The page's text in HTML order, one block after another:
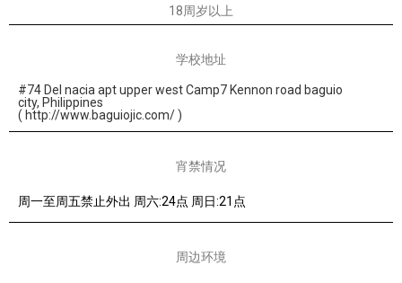
18周岁以上
学校地址
#74 Del nacia apt upper west Camp7 Kennon road baguio
city, Philippines
( http://www.baguiojic.com/ )
宵禁情况
周一至周五禁止外出 周六:24点 周日:21点
周边环境